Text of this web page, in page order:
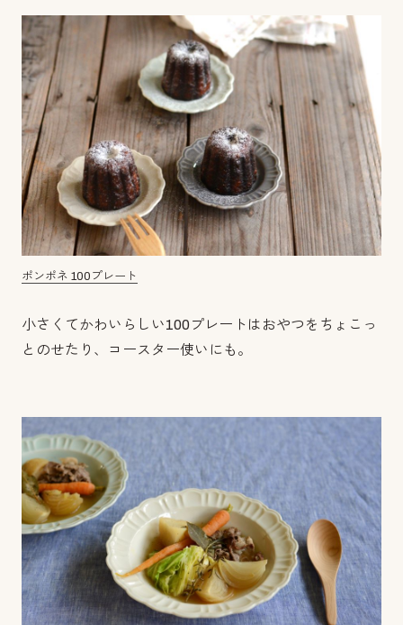
ポンポネ 100プレート
小さくてかわいらしい100プレートはおやつをちょこっ
とのせたり、コースター使いにも。